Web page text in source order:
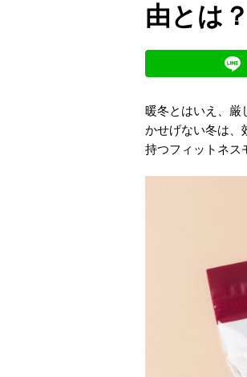
由とは？
暖冬とはいえ、厳
かせげない冬は、
持つフィットネス